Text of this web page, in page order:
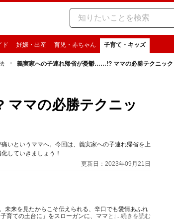
ド 妊娠・出産 育児・赤ちゃん 子育て・キッズ
義実家への子連れ帰省が憂鬱……!? ママの必勝テクニック
マの必勝テクニッ
いというママへ。今回は、義実家への子連れ帰省を上
していきましょう！
更新日：2023年09月21日
未来を見たからこそ伝えられる、辛口でも愛情あふれ
育ての土台に」をスローガンに、ママとお子さんの段
...続きを読む